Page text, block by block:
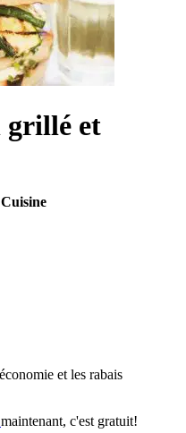
grillé et
et les rabais
maintenant, c'est gratuit!